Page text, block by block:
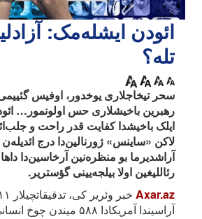
ائودن ایشله‌مک:
تله؟
سحر تیخاجلاری یوخدور، اوفیس
رهبرین باخیشلاری حس اولونمور…
ایلک باخیشدا کفایت قدر راحت و
لاکن «ساینس» ژورنالین‌دا درج
آراشدیرما بو منظره‌نین آرخاسین‌دا
رئاللیغین اولا بیلجه‌یینی گؤستریر.
Axar.az
آراسیندا آمریکادا ۵۸۸